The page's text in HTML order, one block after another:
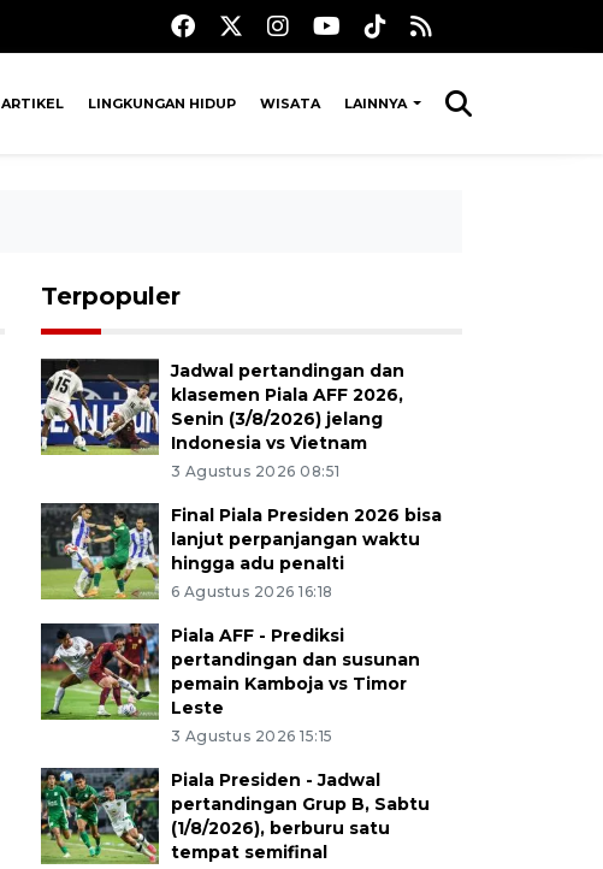
ARTIKEL LINGKUNGAN HIDUP WISATA LAINNYA
Terpopuler
Jadwal pertandingan dan
klasemen Piala AFF 2026,
Senin (3/8/2026) jelang
Indonesia vs Vietnam
3 Agustus 2026 08:51
Final Piala Presiden 2026 bisa
lanjut perpanjangan waktu
hingga adu penalti
6 Agustus 2026 16:18
Piala AFF - Prediksi
pertandingan dan susunan
pemain Kamboja vs Timor
Leste
3 Agustus 2026 15:15
Piala Presiden - Jadwal
pertandingan Grup B, Sabtu
(1/8/2026), berburu satu
tempat semifinal